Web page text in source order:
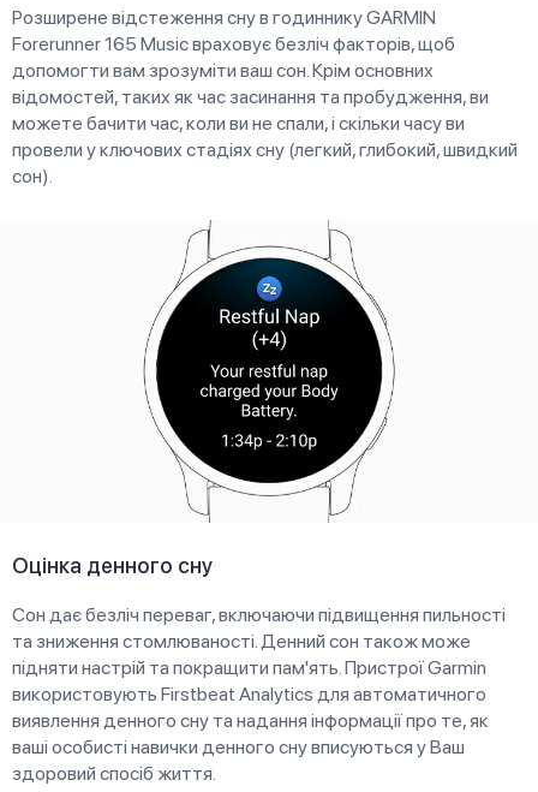
Розширене відстеження сну в годиннику GARMIN
Forerunner 165 Music враховує безліч факторів, щоб
допомогти вам зрозуміти ваш сон. Крім основних
відомостей, таких як час засинання та пробудження, ви
можете бачити час, коли ви не спали, і скільки часу ви
провели у ключових стадіях сну (легкий, глибокий, швидкий
сон).
Оцінка денного сну
Сон дає безліч переваг, включаючи підвищення пильності
та зниження стомлюваності. Денний сон також може
підняти настрій та покращити пам'ять. Пристрої Garmin
використовують Firstbeat Analytics для автоматичного
виявлення денного сну та надання інформації про те, як
ваші особисті навички денного сну вписуються у Ваш
здоровий спосіб життя.